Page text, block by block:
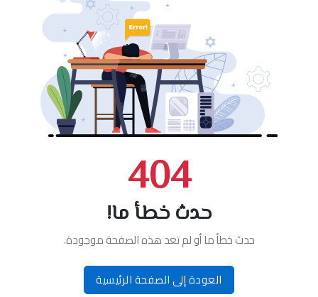
404
حدث خطأ ما!
حدث خطأ ما أو لم تعد هذه الصفحة موجودة.
العودة إلى الصفحة الرئيسية